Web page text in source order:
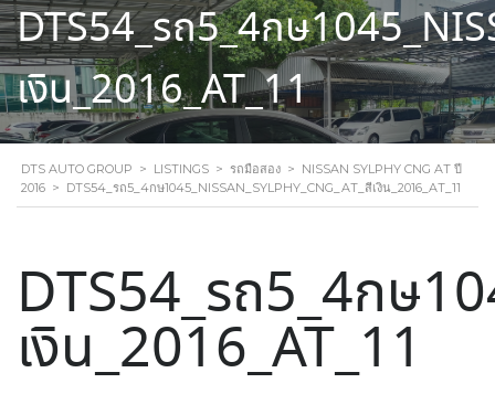
DTS54_รถ5_4กษ
เงิน_2016_AT_11
DTS AUTO GROUP > LISTINGS > รถมือสอง > NISSAN SYLPHY CNG AT ปี
2016 > DTS54_รถ5_4กษ1045_NISSAN_SYLPHY_CNG_AT_สีเงิน_2016_AT_11
DTS54_รถ5_4กษ
เงิน_2016_AT_11